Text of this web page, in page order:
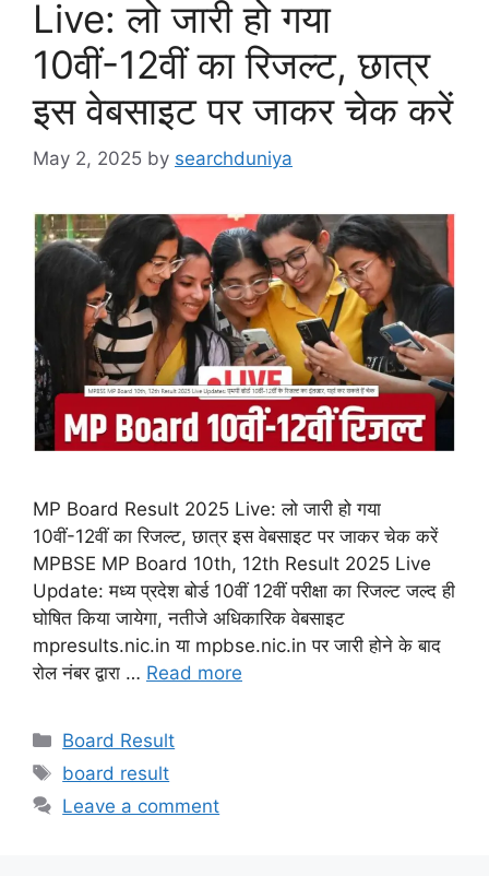
Live: लो जारी हो गया
10वीं-12वीं का रिजल्ट, छात्र
इस वेबसाइट पर जाकर चेक करें
May 2, 2025 by searchduniya
MP Board Result 2025 Live: लो जारी हो गया
10वीं-12वीं का रिजल्ट, छात्र इस वेबसाइट पर जाकर चेक करें
MPBSE MP Board 10th, 12th Result 2025 Live
Update: मध्य प्रदेश बोर्ड 10वीं 12वीं परीक्षा का रिजल्ट जल्द ही
घोषित किया जायेगा, नतीजे अधिकारिक वेबसाइट
mpresults.nic.in या mpbse.nic.in पर जारी होने के बाद
रोल नंबर द्वारा … Read more
Categories
Board Result
Tags
board result
Leave a comment